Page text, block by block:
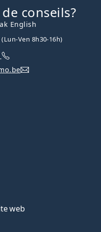
conseils?
English
Ven 8h30-16h)
web